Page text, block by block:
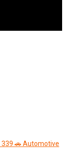
339 🚗Automotive